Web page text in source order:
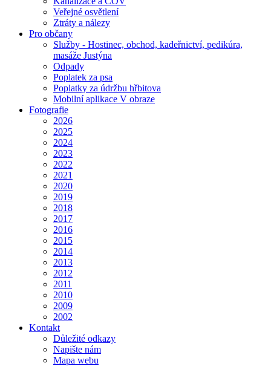
Veřejné osvětlení
Ztráty a nálezy
Pro občany
Služby - Hostinec, obchod, kadeřnictví, pedikúra,
masáže Justýna
Odpady
Poplatek za psa
Poplatky za údržbu hřbitova
Mobilní aplikace V obraze
Fotografie
2026
2025
2024
2023
2022
2021
2020
2019
2018
2017
2016
2015
2014
2013
2012
2011
2010
2009
2002
Kontakt
Důležité odkazy
Napište nám
Mapa webu